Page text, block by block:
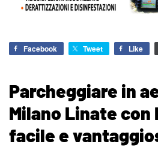
Facebook Tweet Like
Parcheggiare in
Milano Linate con
facile e